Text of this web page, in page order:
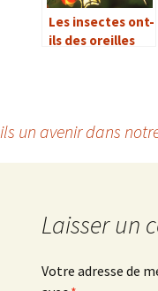
Les insectes ont-
ils des oreilles
un avenir dans
Laisser un
Votre adresse de